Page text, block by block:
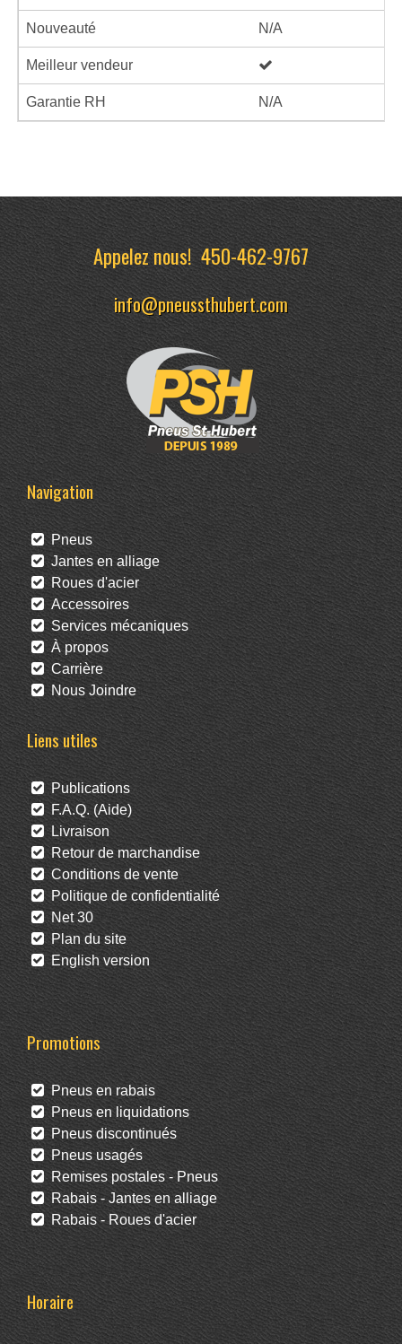
Nouveauté N/A
Meilleur vendeur
Garantie RH N/A
Appelez nous!450-462-9767
info@pneussthubert.com
Navigation
Pneus
Jantes en alliage
Roues d'acier
Accessoires
Services mécaniques
À propos
Carrière
Nous Joindre
Liens utiles
Publications
F.A.Q. (Aide)
Livraison
Retour de marchandise
Conditions de vente
Politique de confidentialité
Net 30
Plan du site
English version
Promotions
Pneus en rabais
Pneus en liquidations
Pneus discontinués
Pneus usagés
Remises postales - Pneus
Rabais - Jantes en alliage
Rabais - Roues d'acier
Horaire